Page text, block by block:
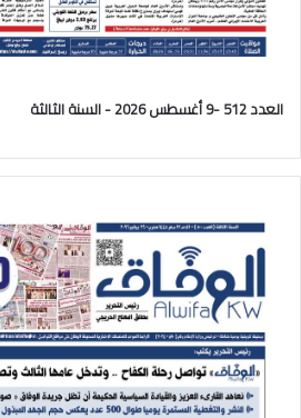
العدد 512 -9 أغسطس 2026 - السنة الثالثة